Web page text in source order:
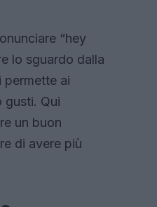
“hey
lo sguardo dalla
permette ai
gusti. Qui
un buon
di avere più